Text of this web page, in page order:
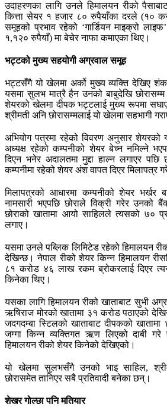
उदाहरणका लागि उनले हिमालयन रीको
कित्ता सेयर १ हजार ८० रुपैयाँका दरले (१०
समूहको प्रभाव रहेको ‘गार्डियन माइक्रो
१,१२० रुपैयाँ) मा बेचेर नाफा कमाएका थिए।
भट्टको मुख्य सहयोगी अग्रवाल समूह
भट्टसँगै यो खेलमा अर्को मुख्य व्यक्ति देखिए
यसमा सुलभ मात्रै हैन उनको बाबुदेखि
शेयरको खेलमा दीपक भट्टलाई मुख्य रूपमा
श्रीमती अनि छोरासम्मलाई यो खेलमा सहभागी
अभियोग पत्रमा रहेको विवरण अनुसार
अध्यक्ष रहेको कम्पनीको शेयर बेच्न नमिल्ने
दिएन भनेर अदालतमा मुद्दा हाल्न लगाएर
कम्पनीमा रहेको शेयर अंश वापत दिएर मिलापत्र
मिलापत्रको आधारमा कम्पनीको शेयर भर्खर
नामसारी भएपछि छोराले विक्री गरेर उनको
छोराको खातामा आयो साहिलले त्यसको ७०
लगाए।
यसमा उनले पब्लिक लिमिटेड रहेको हिमालयन
देखिन्छ। नेपाल रीको शेयर किन्न हिमालयन
८१ करोड ४६ लाख रकम ब्रोकरलाई दिएर
किनेका थिए।
यसका लागि हिमालयन रीको खाताबाट सुभी
ऋषिराज मोरको खातामा ३१ करोड पठाएको
जदगदम्बा स्टिलको खाताबाट दीपकको
जग्गा किन्न व्यक्तिगत ऋण लिएको दाबी
हिमालयन रीको शेयर किनेको देखिएको।
यो खेलमा सुलभसँगै उनको भाइ साहिल,
छोरासमेत तानिएर सबै प्रतिवादी बनेका छन्।
शेखर गोल्छा पनि मतियार